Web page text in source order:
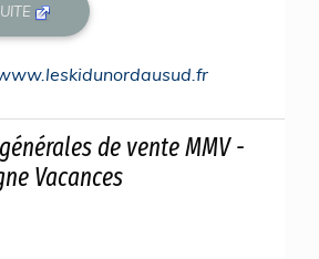
de vente MMV -
Vacances